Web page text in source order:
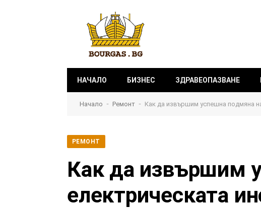
НАЧАЛО БИЗНЕС ЗДРАВЕОПАЗВАНЕ
Начало - Ремонт - Как да извършим успешна подмяна
РЕМОНТ
Как да извършим
електрическата